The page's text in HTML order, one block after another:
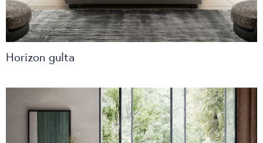
Horizon gulta